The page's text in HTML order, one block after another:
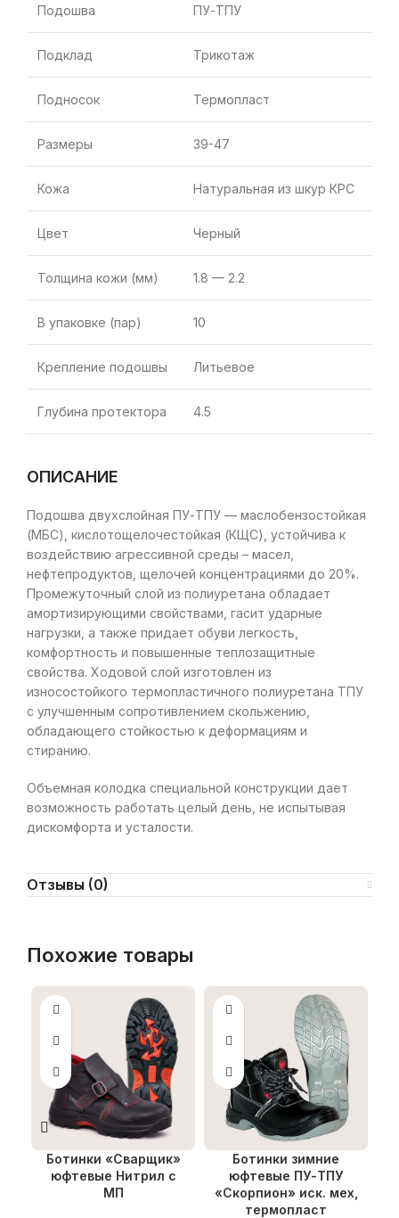
Подошва ПУ-ТПУ
Подклад Трикотаж
Подносок Термопласт
Размеры 39-47
Кожа Натуральная из шкур КРС
Цвет Черный
Толщина кожи (мм) 1.8 — 2.2
В упаковке (пар) 10
Крепление подошвы Литьевое
Глубина протектора 4.5
ОПИСАНИЕ
Подошва двухслойная ПУ-ТПУ — маслобензостойкая
(МБС), кислотощелочестойкая (КЩС), устойчива к
воздействию агрессивной среды – масел,
нефтепродуктов, щелочей концентрациями до 20%.
Промежуточный слой из полиуретана обладает
амортизирующими свойствами, гасит ударные
нагрузки, а также придает обуви легкость,
комфортность и повышенные теплозащитные
свойства. Ходовой слой изготовлен из
износостойкого термопластичного полиуретана ТПУ
с улучшенным сопротивлением скольжению,
обладающего стойкостью к деформациям и
стиранию.
Объемная колодка специальной конструкции дает
возможность работать целый день, не испытывая
дискомфорта и усталости.
Отзывы (0)
Похожие товары
Ботинки «Сварщик»
юфтевые Нитрил с
МП
Ботинки зимние
юфтевые ПУ-ТПУ
«Скорпион» иск. мех,
термопласт